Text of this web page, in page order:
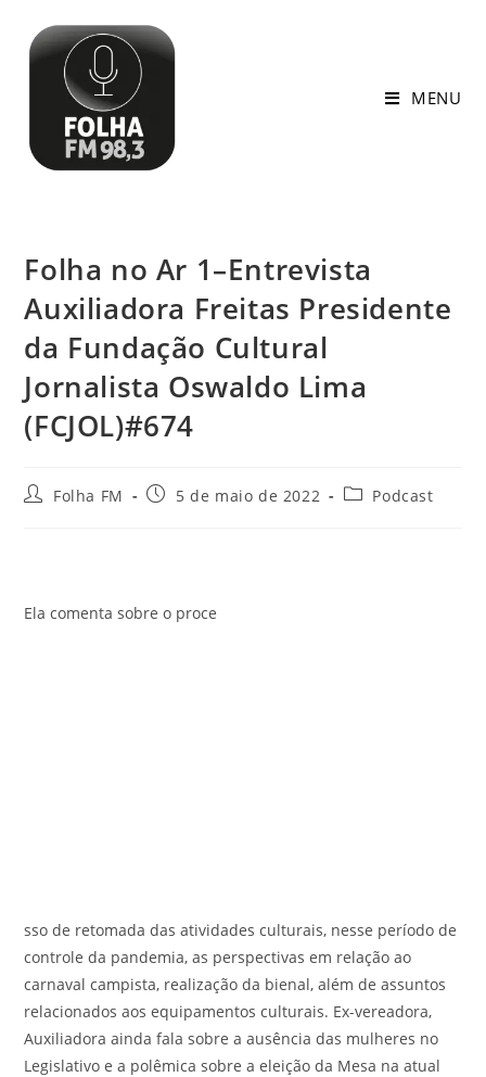
MENU
Folha no Ar 1–Entrevista
Auxiliadora Freitas Presidente
da Fundação Cultural
Jornalista Oswaldo Lima
(FCJOL)#674
Folha FM 5 de maio de 2022 Podcast
Ela comenta sobre o proce
sso de retomada das atividades culturais, nesse período de
controle da pandemia, as perspectivas em relação ao
carnaval campista, realização da bienal, além de assuntos
relacionados aos equipamentos culturais. Ex-vereadora,
Auxiliadora ainda fala sobre a ausência das mulheres no
Legislativo e a polêmica sobre a eleição da Mesa na atual